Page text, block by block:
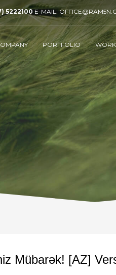
5222100 E-MAIL:
PORTFOLIO
Mübarək! [AZ]